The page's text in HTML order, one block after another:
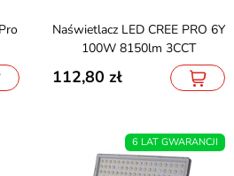
Naświetlacz LED CREE PRO 6Y
100W 8150lm 3CCT
112,80
6 LAT GWARANCJI